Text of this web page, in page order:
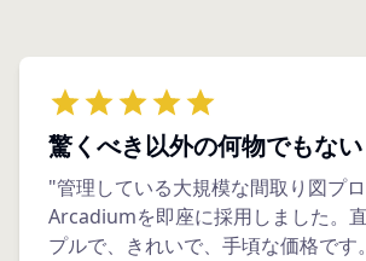
驚くべき以外の何物でもない
"管理している大規模な間取り図プ
Arcadiumを即座に採用しました。
プルで、きれいで、手頃な価格です